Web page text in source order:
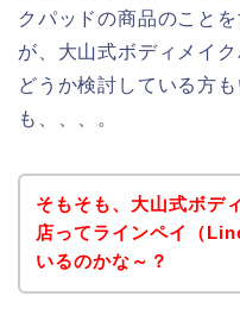
クパッドの商品のこと
が、大山式ボディメイ
どうか検討している方
も、、、。
そもそも、大山式ボデ
店ってラインペイ（
いるのかな～？